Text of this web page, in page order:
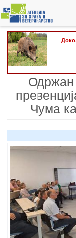
Skip
to
main
content
Одржан
Чума